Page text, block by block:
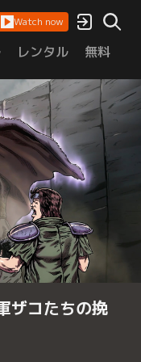
Watch now
レンタル 無料
ザコたちの挽